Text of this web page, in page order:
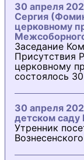
30 апреля
Сергия
церковному
Заседание
Присутствия
церковному
состоялось
30 апреля
детском
Утренник